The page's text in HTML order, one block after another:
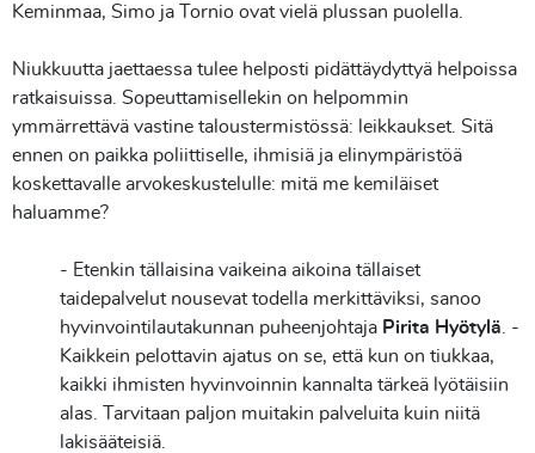
Keminmaa, Simo ja Tornio ovat vielä plussan puolella.
Niukkuutta jaettaessa tulee helposti pidättäydyttyä helpoissa
ratkaisuissa. Sopeuttamisellekin on helpommin
ymmärrettävä vastine taloustermistössä: leikkaukset. Sitä
ennen on paikka poliittiselle, ihmisiä ja elinympäristöä
koskettavalle arvokeskustelulle: mitä me kemiläiset
haluamme?
- Etenkin tällaisina vaikeina aikoina tällaiset
taidepalvelut nousevat todella merkittäviksi, sanoo
hyvinvointilautakunnan puheenjohtaja Pirita Hyötylä . -
Kaikkein pelottavin ajatus on se, että kun on tiukkaa,
kaikki ihmisten hyvinvoinnin kannalta tärkeä lyötäisiin
alas. Tarvitaan paljon muitakin palveluita kuin niitä
lakisääteisiä.